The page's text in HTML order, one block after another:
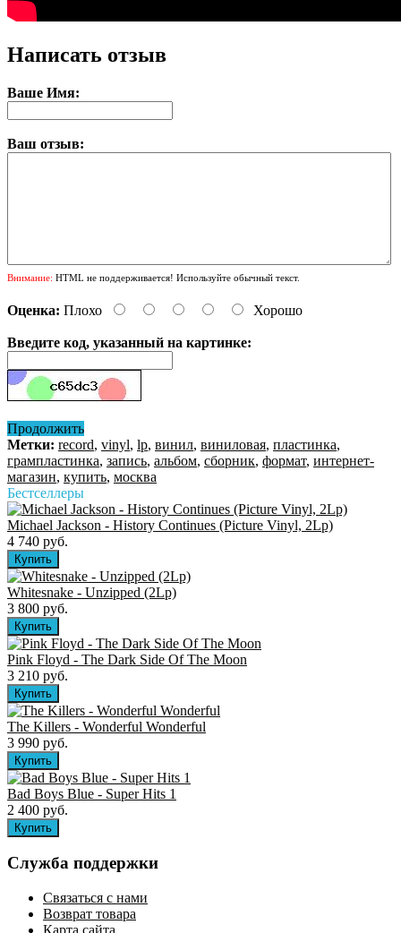
Написать отзыв
Ваше Имя:
Ваш отзыв:
Внимание: HTML не поддерживается! Используйте обычный текст.
Оценка: Плохо Хорошо
Введите код, указанный на картинке:
Продолжить
Метки: record, vinyl, lp, винил, виниловая, пластинка,
грампластинка, запись, альбом, сборник, формат, интернет-
магазин, купить, москва
Бестселлеры
Michael Jackson - History Continues (Picture Vinyl, 2Lp)
4 740 руб.
Whitesnake - Unzipped (2Lp)
3 800 руб.
Pink Floyd - The Dark Side Of The Moon
3 210 руб.
The Killers ‎- Wonderful Wonderful
3 990 руб.
Bad Boys Blue - Super Hits 1
2 400 руб.
Служба поддержки
Связаться с нами
Возврат товара